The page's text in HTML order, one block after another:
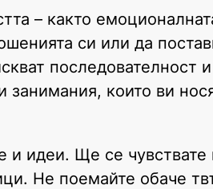
– както
си или да
последователност
които ви
идеи. Ще се чувствате
Не поемайте обаче